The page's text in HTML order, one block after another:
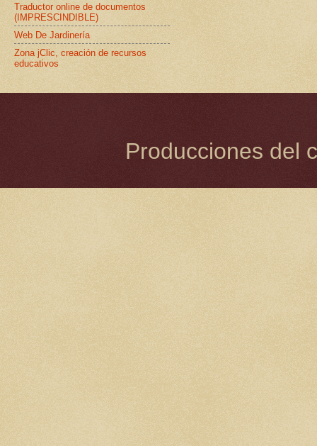
Traductor online de documentos
(IMPRESCINDIBLE)
Web De Jardinería
Zona jClic, creación de recursos
educativos
Producciones del